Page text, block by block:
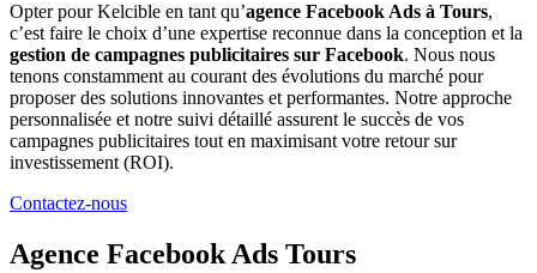
Opter pour Kelcible en tant qu’agence Facebook Ads à Tours,
c’est faire le choix d’une expertise reconnue dans la conception et la
gestion de campagnes publicitaires sur Facebook. Nous nous
tenons constamment au courant des évolutions du marché pour
proposer des solutions innovantes et performantes. Notre approche
personnalisée et notre suivi détaillé assurent le succès de vos
campagnes publicitaires tout en maximisant votre retour sur
investissement (ROI).
Contactez-nous
Agence Facebook Ads Tours